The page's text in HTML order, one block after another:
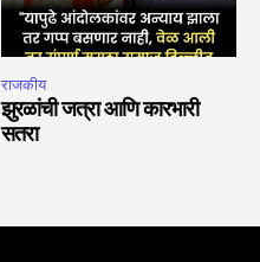
राजकीय
झुरळांची जत्रा आणि कारभारी
सतरा